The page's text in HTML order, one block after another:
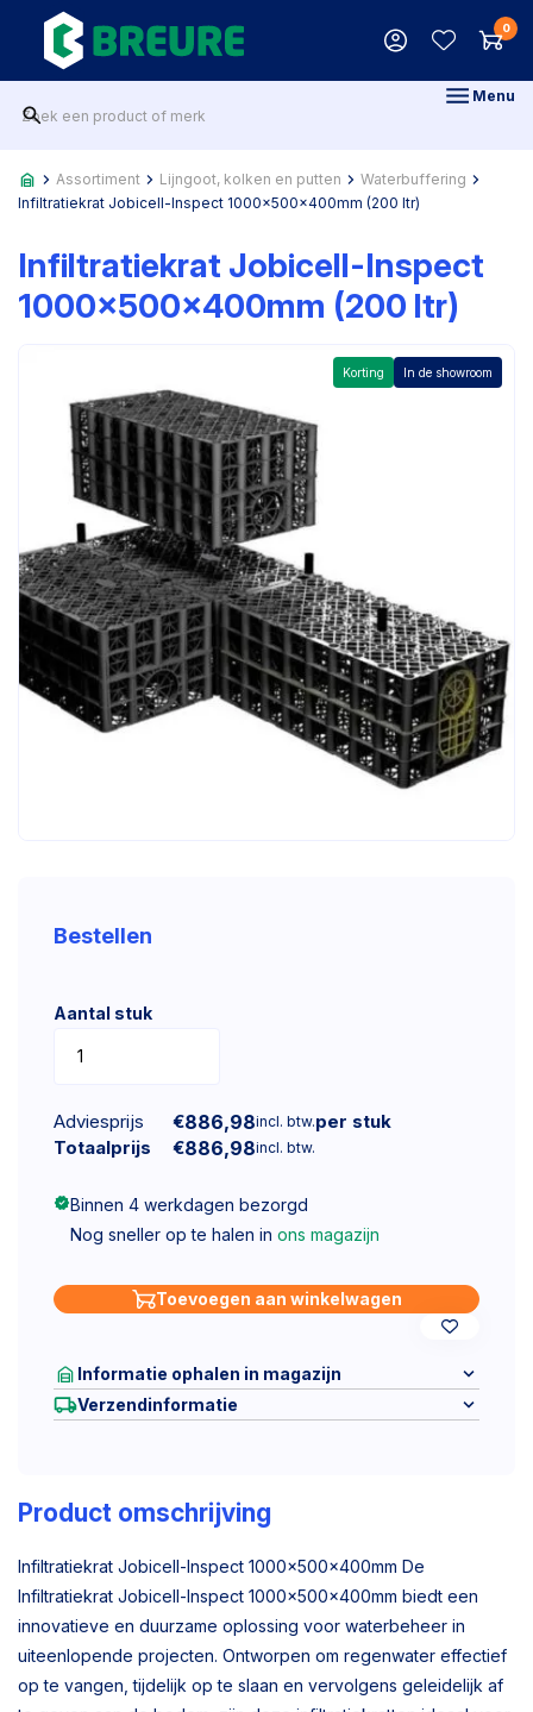
0
Menu
Assortiment Lijngoot, kolken en putten
Waterbuffering
Infiltratiekrat Jobicell-Inspect 1000x500x400mm (200 ltr)
Infiltratiekrat Jobicell-Inspect
1000x500x400mm (200 ltr)
Korting In de showroom
Bestellen
Aantal stuk
Adviesprijs €886,98incl. btw.per stuk
Totaalprijs
€886,98incl. btw.
Binnen 4 werkdagen bezorgd
Nog sneller op te halen in ons magazijn
Toevoegen aan winkelwagen
Informatie ophalen in magazijn
Verzendinformatie
Product omschrijving
Infiltratiekrat Jobicell-Inspect 1000x500x400mm De
Infiltratiekrat Jobicell-Inspect 1000x500x400mm biedt een
innovatieve en duurzame oplossing voor waterbeheer in
uiteenlopende projecten. Ontworpen om regenwater effectief
op te vangen, tijdelijk op te slaan en vervolgens geleidelijk af